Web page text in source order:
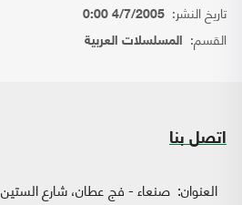
تاريخ النشر: 4/7/2005 0:00
القسم: المسلسلات العربية
اتصل بنا
العنوان: صنعاء - فج عطان، شارع الستين